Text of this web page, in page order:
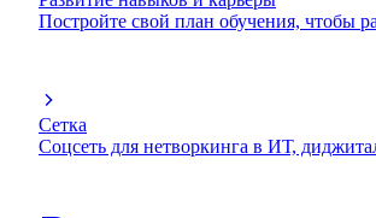
Постройте свой план обучения, чтобы
Сетка
Соцсеть для нетворкинга в ИТ,